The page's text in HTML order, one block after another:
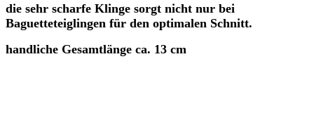
die sehr scharfe Klinge sorgt nicht nur bei
Baguetteteiglingen für den optimalen Schnitt.
handliche Gesamtlänge ca. 13 cm